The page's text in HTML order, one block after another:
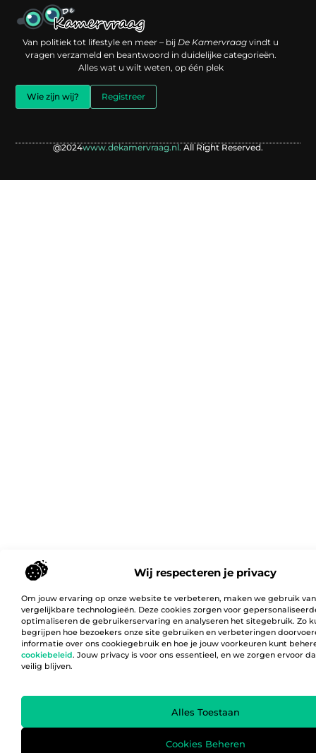
Wij respecteren je privacy
Om jouw ervaring op onze website te verbeteren, maken we gebruik
vergelijkbare technologieën. Deze cookies zorgen voor
optimaliseren de gebruikerservaring en analyseren het sitegebruik. Zo
begrijpen hoe bezoekers onze site gebruiken en verbeteringen
informatie over ons cookiegebruik en hoe je jouw voorkeuren kunt
cookiebeleid. Jouw privacy is voor ons essentieel, en we zorgen ervoor
veilig blijven.
Alles Toestaan
Cookies Beheren
Van politiek tot lifestyle en meer – bijDe Kamervraag vindt u
vragen verzameld en beantwoord in duidelijke categorieën.
Alles wat u wilt weten, op één plek
Wie zijn wij? Registreer
@2024www.dekamervraag.nl. All Right Reserved.